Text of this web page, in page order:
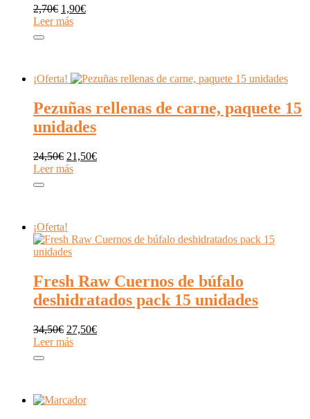
2,70€ El
precio
1,90€El
Leer más
¡Oferta!
Pezuñas rellenas de carne, paquete 15
unidades
24,50€ El
precio
21,50€El
Leer más
¡Oferta!
Fresh Raw Cuernos de búfalo
deshidratados pack 15 unidades
34,50€ El
precio
27,50€El
Leer más